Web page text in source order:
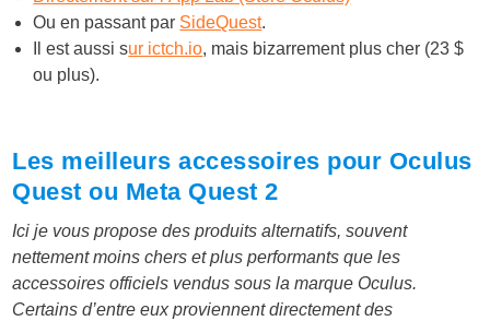
Ou en passant par SideQuest.
Il est aussi sur ictch.io, mais bizarrement plus cher (23 $
ou plus).
Les meilleurs accessoires pour Oculus
Quest ou Meta Quest 2
Ici je vous propose des produits alternatifs, souvent
nettement moins chers et plus performants que les
accessoires officiels vendus sous la marque Oculus.
Certains d’entre eux proviennent directement des